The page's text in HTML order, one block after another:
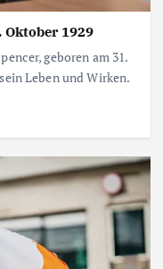
Oktober 1929
geboren am 31.
Leben und Wirken.